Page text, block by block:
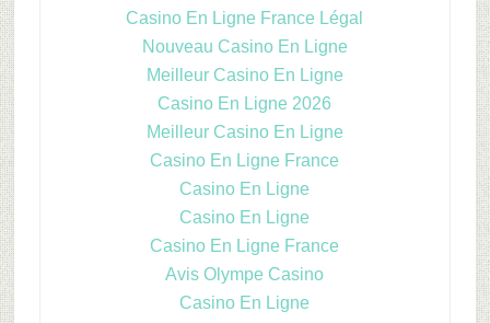
Casino En Ligne France Légal
Nouveau Casino En Ligne
Meilleur Casino En Ligne
Casino En Ligne 2026
Meilleur Casino En Ligne
Casino En Ligne France
Casino En Ligne
Casino En Ligne
Casino En Ligne France
Avis Olympe Casino
Casino En Ligne